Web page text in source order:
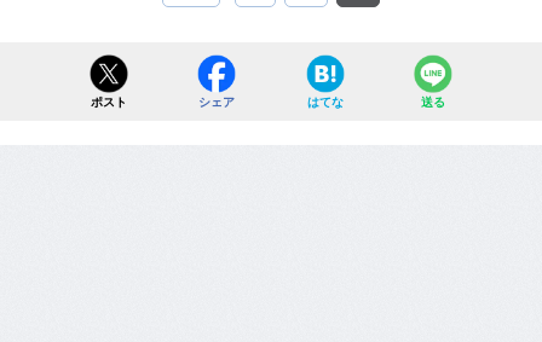
ポスト シェア はてな 送る